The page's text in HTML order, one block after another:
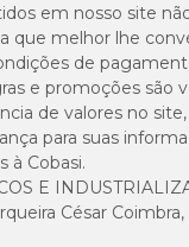
em nosso site
que melhor lhe
de
e promoções são
de valores no
para suas
à Cobasi.
E
César